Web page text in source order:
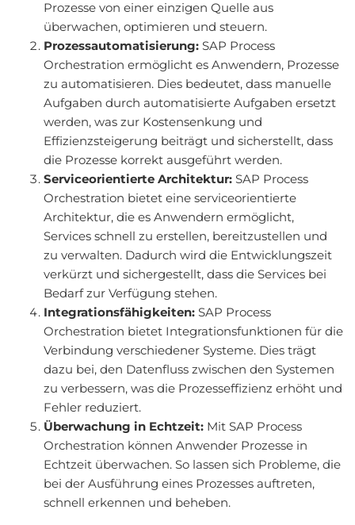
Prozesse von einer einzigen Quelle aus
überwachen, optimieren und steuern.
Prozessautomatisierung: SAP Process
Orchestration ermöglicht es Anwendern, Prozesse
zu automatisieren. Dies bedeutet, dass manuelle
Aufgaben durch automatisierte Aufgaben ersetzt
werden, was zur Kostensenkung und
Effizienzsteigerung beiträgt und sicherstellt, dass
die Prozesse korrekt ausgeführt werden.
Serviceorientierte Architektur: SAP Process
Orchestration bietet eine serviceorientierte
Architektur, die es Anwendern ermöglicht,
Services schnell zu erstellen, bereitzustellen und
zu verwalten. Dadurch wird die Entwicklungszeit
verkürzt und sichergestellt, dass die Services bei
Bedarf zur Verfügung stehen.
Integrationsfähigkeiten: SAP Process
Orchestration bietet Integrationsfunktionen für die
Verbindung verschiedener Systeme. Dies trägt
dazu bei, den Datenfluss zwischen den Systemen
zu verbessern, was die Prozesseffizienz erhöht und
Fehler reduziert.
Überwachung in Echtzeit: Mit SAP Process
Orchestration können Anwender Prozesse in
Echtzeit überwachen. So lassen sich Probleme, die
bei der Ausführung eines Prozesses auftreten,
schnell erkennen und beheben.